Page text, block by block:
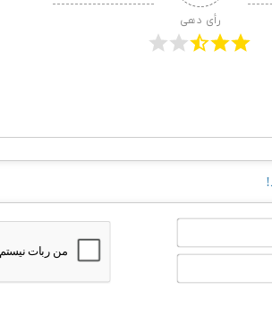
رأی دهی
و
خانوادگی*